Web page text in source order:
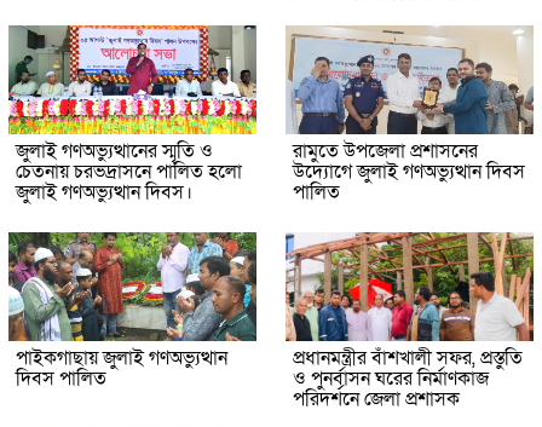
জুলাই গণঅভ্যুত্থানের স্মৃতি ও
চেতনায় চরভদ্রাসনে পালিত হলো
জুলাই গণঅভ্যুত্থান দিবস।
রামুতে উপজেলা প্রশাসনের
উদ্যোগে জুলাই গণঅভ্যুত্থান দিবস
পালিত
পাইকগাছায় জুলাই গণঅভ্যুত্থান
দিবস পালিত
প্রধানমন্ত্রীর বাঁশখালী সফর, প্রস্তুতি
ও পুনর্বাসন ঘরের নির্মাণকাজ
পরিদর্শনে জেলা প্রশাসক